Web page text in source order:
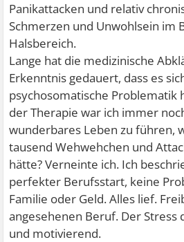
Panikattacken und relativ
Schmerzen und Unwohlsein im
Halsbereich.
Lange hat die medizinische
Erkenntnis gedauert, dass es
psychosomatische Problematik
der Therapie war ich immer
wunderbares Leben zu führen,
tausend Wehwehchen und
hätte? Verneinte ich. Ich
perfekter Berufsstart, keine
Familie oder Geld. Alles lief.
angesehenen Beruf. Der
und motivierend.